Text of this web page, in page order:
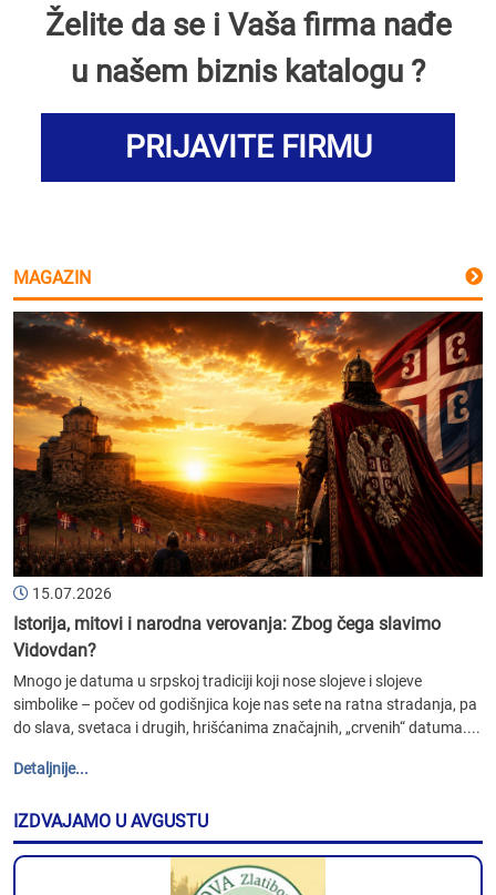
Želite da se i Vaša firma nađe
u našem biznis katalogu ?
PRIJAVITE FIRMU
MAGAZIN
15.07.2026
Istorija, mitovi i narodna verovanja: Zbog čega slavimo
Vidovdan?
Mnogo je datuma u srpskoj tradiciji koji nose slojeve i slojeve
simbolike – počev od godišnjica koje nas sete na ratna stradanja, pa
do slava, svetaca i drugih, hrišćanima značajnih, „crvenih“ datuma....
Detaljnije...
IZDVAJAMO U AVGUSTU